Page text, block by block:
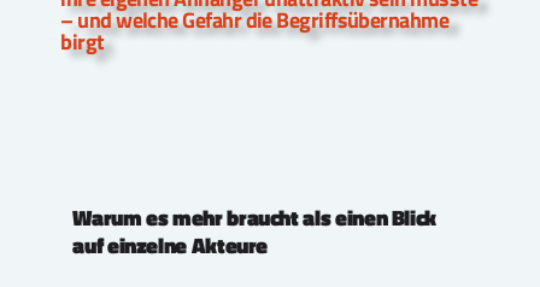
– und welche Gefahr die Begriffsübernahme
birgt
Warum es mehr braucht als einen Blick
auf einzelne Akteure